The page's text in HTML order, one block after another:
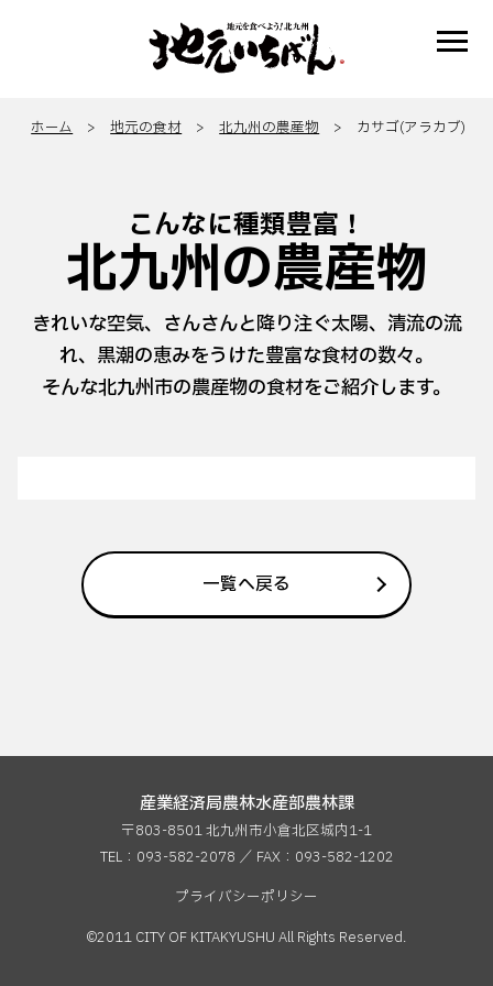
ホーム >地元の食材 >北九州の農産物 > カサゴ(アラカブ)
こんなに種類豊富！
北九州の農産物
きれいな空気、さんさんと降り注ぐ太陽、清流の流
れ、黒潮の恵みをうけた豊富な食材の数々。
そんな北九州市の農産物の食材をご紹介します。
一覧へ戻る
産業経済局農林水産部農林課
〒803-8501 北九州市小倉北区城内1-1
TEL：093-582-2078 ／ FAX： 093-582-1202
プライバシーポリシー
©2011 CITY OF KITAKYUSHU All Rights Reserved.